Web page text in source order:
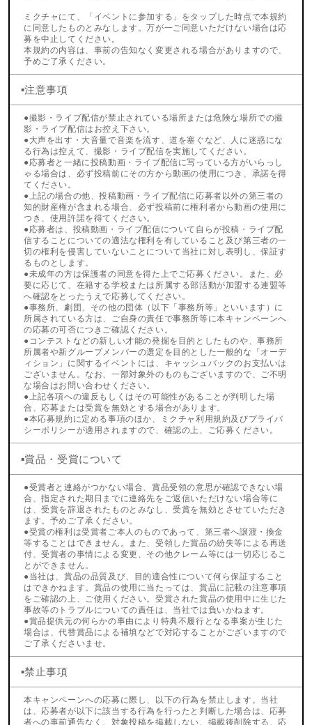
ミクチャにて、「イベントに参加する」をタップした時点で本規約
に同意したものとみなします。万が一ご同意いただけない場合は応
募を中止してください。
本規約の内容は、事前の告知なく変更される場合がありますので、
予めご了承ください。
▪️注意事項
●撮影・ライブ配信が禁止されている場所または危険な場所での撮
影・ライブ配信はお控え下さい。
●大声を出す・大音量で音楽を流す、道を塞ぐなど、人に迷惑にな
る行為は控えて、撮影・ライブ配信を実施してください。
●応募者と一緒に投稿動画・ライブ配信に写っている方がいらっし
ゃる場合は、必ず投稿前にその方から動画の使用につき、承諾を得
てください。
●上記の場合の他、投稿動画・ライブ配信に応募者以外の第三者の
知的財産権が含まれる場合、必ず投稿前に権利者から動画の使用に
つき、使用許諾を得てください。
●応募者は、投稿動画・ライブ配信について自らが投稿・ライブ配
信することについての適法な権利を有していること及び第三者の一
切の権利を侵害していないことについて当社に対し表明し、保証す
るものとします。
●未成年の方は保護者の同意を得た上でご応募ください。また、必
要に応じて、在籍する学校または所属する部活動が加盟する連盟等
へ確認をとったうえで応募してください。
●事務所、劇団、その他の団体（以下「事務所等」といいます）に
所属されている方は、ご自身の責任で事務所等に本キャンペーンへ
の応募の可否につきご確認ください。
●コンテストなどの新しい才能の発掘を目的としたものや、事務所
所属者や新グループメンバーの選定を目的とした一般的な「オーデ
ィション」に関するイベントには、キャッシュバックのお支払いは
ございません。なお、一部対象外のものもございますので、ご不明
な場合はお問い合わせください。
●上記各項への違反もしくはその可能性があることが判明した場
合、応募または受賞を無効とする場合があります。
●本応募規約に定める事項のほか、ミクチャ利用規約及びプライバ
シーポリシーが適用されますので、確認の上、ご応募ください。
▪️賞品・受賞について
●受賞者と連絡がつかない場合、賞品受領の意思が確認できない場
合、指定された期日までに連絡先をご返信いただけない場合等に
は、受賞を辞退されたものとみなし、受賞を無効とさせていただき
ます。予めご了承ください。
●受賞の権利は受賞者ご本人のものであって、第三者へ譲渡・換金
等することはできません。また、受領した賞品の紛失等による再送
付、受賞者の事情による変更、その他クレーム等には一切応じるこ
とができません。
●当社は、賞品の品質及び、目的適合性について何ら保証すること
はできかねます。賞品の使用に当たっては、賞品に記載の注意事項
をご確認の上、ご使用ください。受賞された賞品の使用中に生じた
事故等のトラブルについての責任は、当社では負いかねます。
●賞品提供元の何らかの事由により特典不履行となる事案が生じた
場合は、代替賞品による補填などで対応することがございますので
ご了承くださいませ。
▪️禁止事項
本キャンペーンへの応募に際し、以下の行為を禁止します。当社
は、応募者が以下に該当する行為を行ったと判断した場合は、応募
者への事前通告なく、対象投稿を掲載しない、掲載後削除する、応